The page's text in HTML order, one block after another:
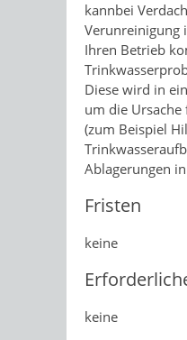
kannbei
Verunreinigung
Ihren Betrieb
Diese wird in
um die
(zum Beispiel
Ablagerungen
Fristen
keine
keine